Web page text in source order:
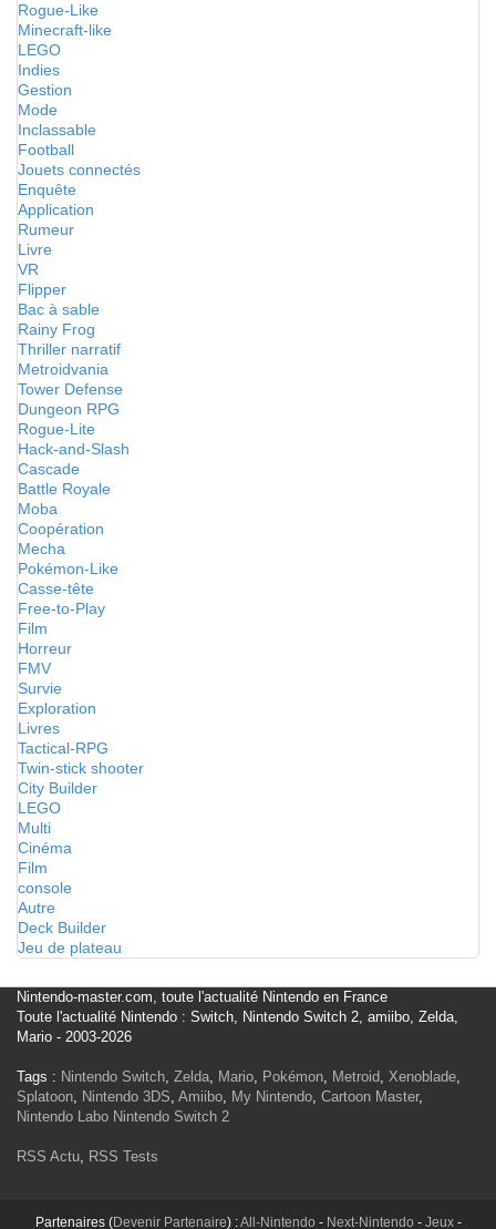
Rogue-Like
Minecraft-like
LEGO
Indies
Gestion
Mode
Inclassable
Football
Jouets connectés
Enquête
Application
Rumeur
Livre
VR
Flipper
Bac à sable
Rainy Frog
Thriller narratif
Metroidvania
Tower Defense
Dungeon RPG
Rogue-Lite
Hack-and-Slash
Cascade
Battle Royale
Moba
Coopération
Mecha
Pokémon-Like
Casse-tête
Free-to-Play
Film
Horreur
FMV
Survie
Exploration
Livres
Tactical-RPG
Twin-stick shooter
City Builder
LEGO
Multi
Cinéma
Film
console
Autre
Deck Builder
Jeu de plateau
Nintendo-master.com, toute l'actualité Nintendo en France
Toute l'actualité Nintendo : Switch, Nintendo Switch 2, amiibo, Zelda,
Mario - 2003-2026
Tags : Nintendo Switch, Zelda, Mario, Pokémon, Metroid, Xenoblade,
Splatoon, Nintendo 3DS, Amiibo, My Nintendo, Cartoon Master,
Nintendo Labo Nintendo Switch 2
RSS Actu, RSS Tests
Partenaires (Devenir Partenaire) :All-Nintendo - Next-Nintendo - Jeux-